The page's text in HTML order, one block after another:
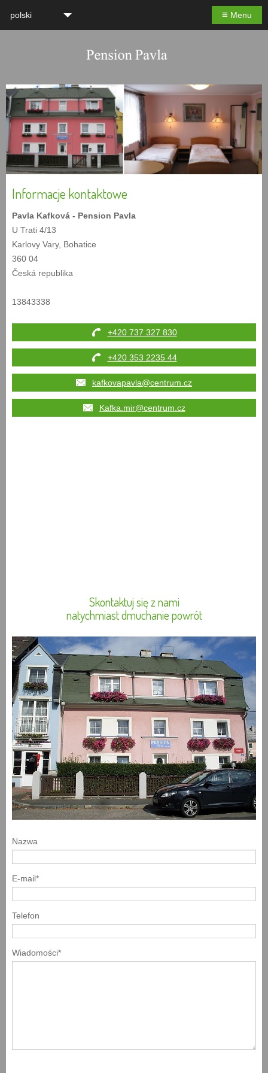
≡ Menu
polski
Informacje kontaktowe
Pavla Kafková - Pension Pavla
U Trati 4/13
Karlovy Vary, Bohatice
360 04
Česká republika
13843338
+420 737 327 830
+420 353 2235 44
kafkovapavla@centrum.cz
Kafka.mir@centrum.cz
Skontaktuj się z nami
natychmiast dmuchanie powrót
Nazwa
E-mail*
Telefon
Wiadomości*